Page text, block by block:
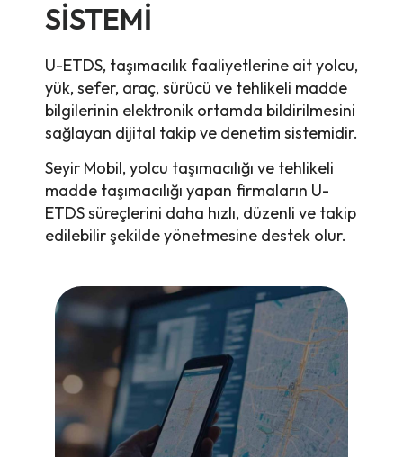
SİSTEMİ
U-ETDS, taşımacılık faaliyetlerine ait yolcu,
yük, sefer, araç, sürücü ve tehlikeli madde
bilgilerinin elektronik ortamda bildirilmesini
sağlayan dijital takip ve denetim sistemidir.
Seyir Mobil, yolcu taşımacılığı ve tehlikeli
madde taşımacılığı yapan firmaların U-
ETDS süreçlerini daha hızlı, düzenli ve takip
edilebilir şekilde yönetmesine destek olur.